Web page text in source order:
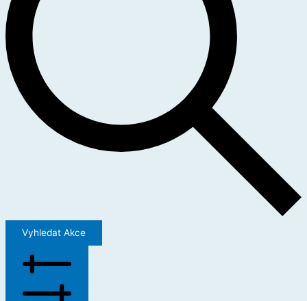
Vyhledat Akce